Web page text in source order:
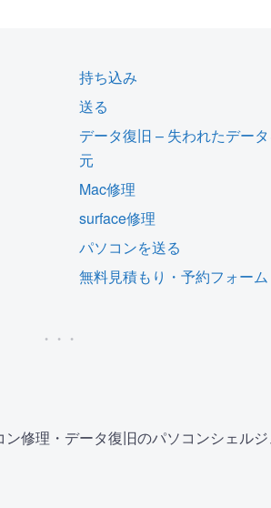
持ち込み
送る
データ復旧 – 失われたデー
元
Mac修理
surface修理
パソコンを送る
無料見積もり・予約フォーム
修理・データ復旧のパソコンシェルジ